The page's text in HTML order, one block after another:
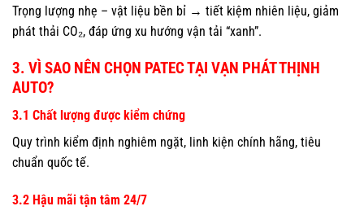
Trọng lượng nhẹ – vật liệu bền bỉ → tiết kiệm nhiên liệu, giảm
phát thải CO₂, đáp ứng xu hướng vận tải “xanh”.
3. VÌ SAO NÊN CHỌN PATEC TẠI VẠN PHÁT THỊNH
AUTO?
3.1 Chất lượng được kiểm chứng
Quy trình kiểm định nghiêm ngặt, linh kiện chính hãng, tiêu
chuẩn quốc tế.
3.2 Hậu mãi tận tâm 24/7